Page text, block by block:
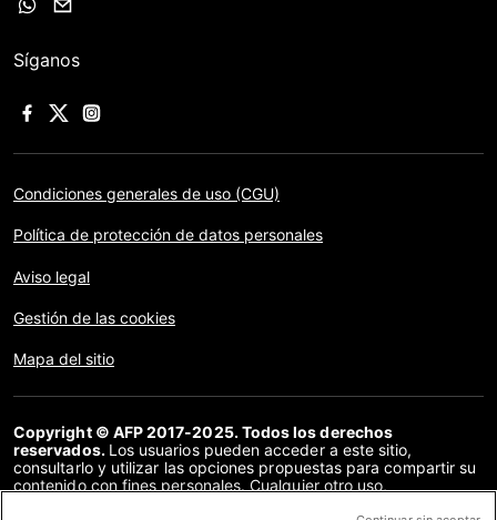
Síganos
Condiciones generales de uso (CGU)
Política de protección de datos personales
Aviso legal
Gestión de las cookies
Mapa del sitio
Copyright © AFP 2017-2025. Todos los derechos
reservados. Los usuarios pueden acceder a este sitio,
consultarlo y utilizar las opciones propuestas para compartir su
contenido con fines personales. Cualquier otro uso,